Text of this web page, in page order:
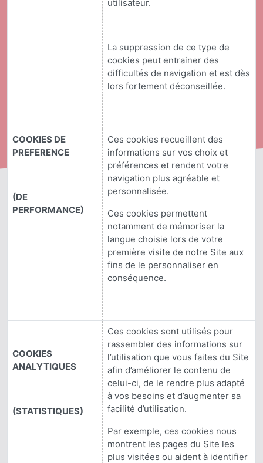
utilisateur.
La suppression de ce type de
cookies peut entrainer des
difficultés de navigation et est dès
lors fortement déconseillée.
COOKIES DE
PREFERENCE
(DE
PERFORMANCE)
Ces cookies recueillent des
informations sur vos choix et
préférences et rendent votre
navigation plus agréable et
personnalisée.
Ces cookies permettent
notamment de mémoriser la
langue choisie lors de votre
première visite de notre Site aux
fins de le personnaliser en
conséquence.
COOKIES
ANALYTIQUES
(STATISTIQUES)
Ces cookies sont utilisés pour
rassembler des informations sur
l’utilisation que vous faites du Site
afin d’améliorer le contenu de
celui-ci, de le rendre plus adapté
à vos besoins et d’augmenter sa
facilité d’utilisation.
Par exemple, ces cookies nous
montrent les pages du Site les
plus visitées ou aident à identifier